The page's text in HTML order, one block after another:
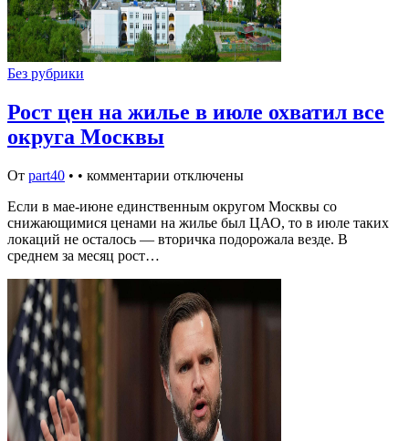
Без рубрики
Рост цен на жилье в июле охватил все
округа Москвы
От part40 • • комментарии отключены
Если в мае-июне единственным округом Москвы со
снижающимися ценами на жилье был ЦАО, то в июле таких
локаций не осталось — вторичка подорожала везде. В
среднем за месяц рост…